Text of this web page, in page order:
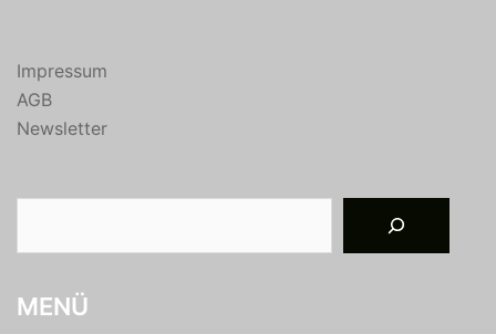
Impressum
AGB
Newsletter
MENÜ